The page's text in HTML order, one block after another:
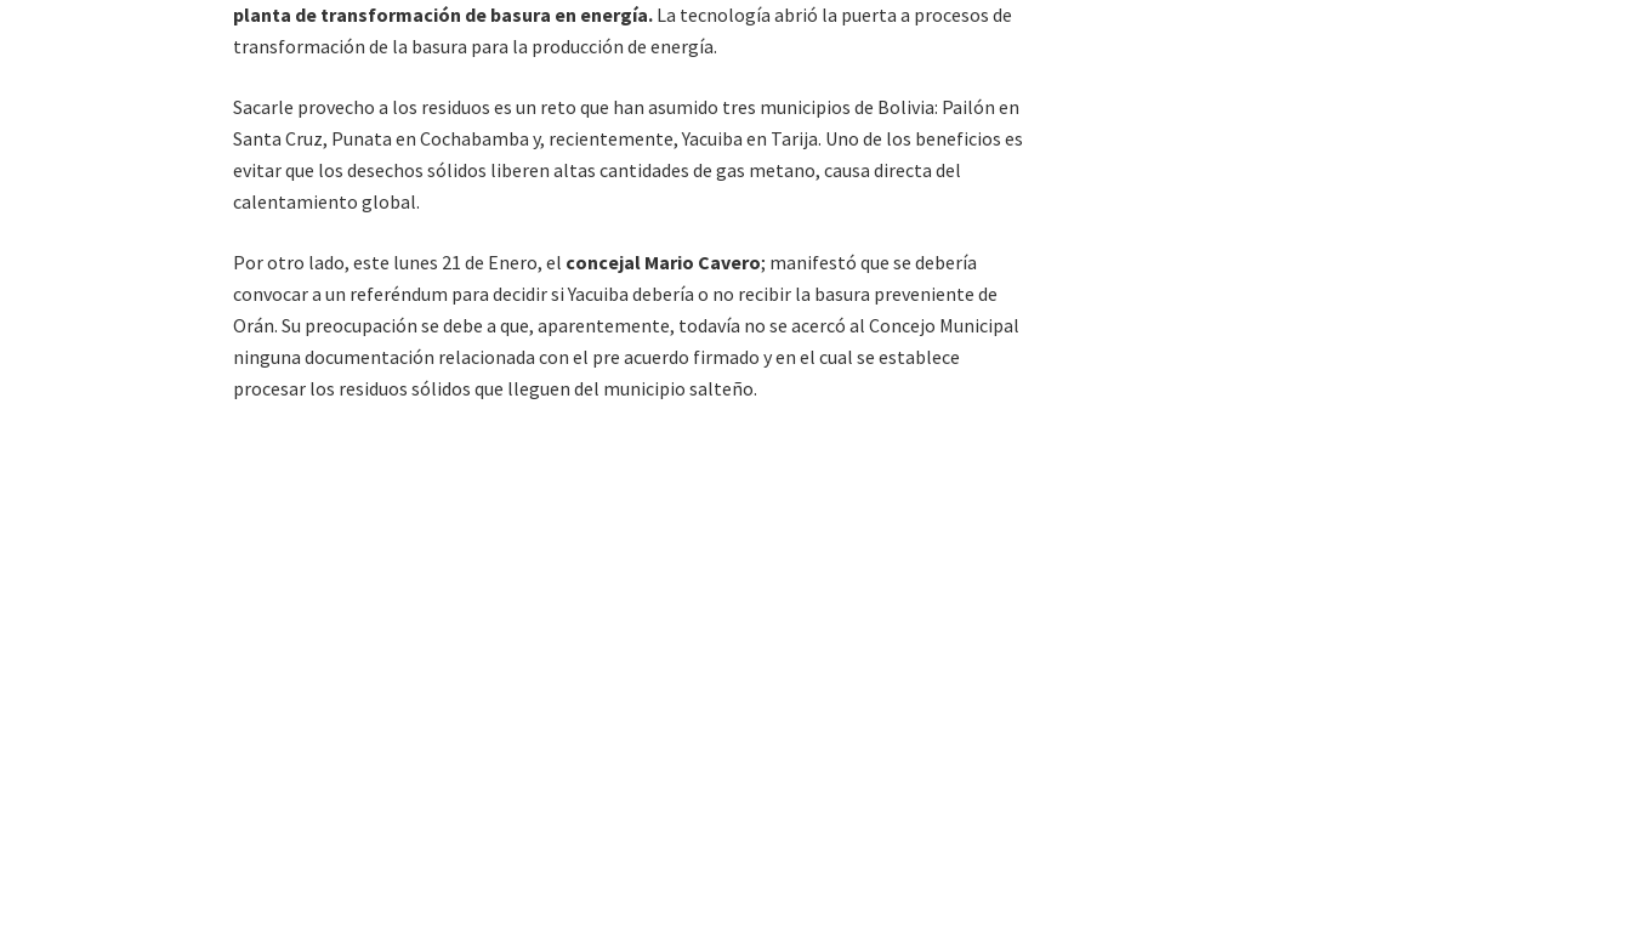
planta de transformación de basura en energía. La tecnología abrió la puerta a procesos de
transformación de la basura para la producción de energía.
Sacarle provecho a los residuos es un reto que han asumido tres municipios de Bolivia: Pailón en
Santa Cruz, Punata en Cochabamba y, recientemente, Yacuiba en Tarija. Uno de los beneficios es
evitar que los desechos sólidos liberen altas cantidades de gas metano, causa directa del
calentamiento global.
Por otro lado, este lunes 21 de Enero, el concejal Mario Cavero; manifestó que se debería
convocar a un referéndum para decidir si Yacuiba debería o no recibir la basura preveniente de
Orán. Su preocupación se debe a que, aparentemente, todavía no se acercó al Concejo Municipal
ninguna documentación relacionada con el pre acuerdo firmado y en el cual se establece
procesar los residuos sólidos que lleguen del municipio salteño.